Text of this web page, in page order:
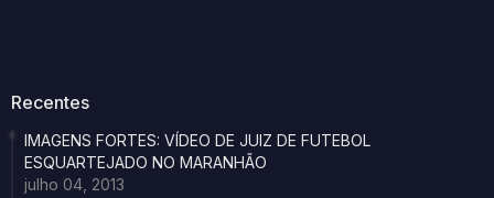
Recentes
IMAGENS FORTES: VÍDEO DE JUIZ DE FUTEBOL
ESQUARTEJADO NO MARANHÃO
julho 04, 2013